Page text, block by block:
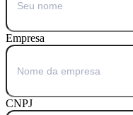
Empresa
CNPJ